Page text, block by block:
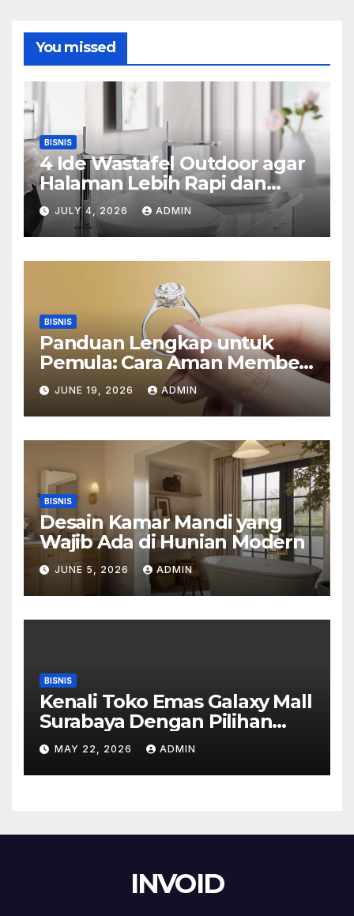
You missed
BISNIS
4 Ide Wastafel Outdoor agar
Halaman Lebih Rapi dan
Estetik
JULY 4, 2026 ADMIN
BISNIS
Panduan Lengkap untuk
Pemula: Cara Aman Membeli
Perhiasan Berlian di Toko
Emas Bogor
JUNE 19, 2026 ADMIN
BISNIS
Desain Kamar Mandi yang
Wajib Ada di Hunian Modern
JUNE 5, 2026 ADMIN
BISNIS
Kenali Toko Emas Galaxy Mall
Surabaya Dengan Pilihan
Perhiasan Timeless
MAY 22, 2026 ADMIN
INVOID